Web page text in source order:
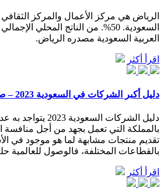
الرياض هي مركز الأعمال والمركز الثقافي
السعودية. 50%. من الناتج المحلي
العربية السعودية مصدره الرياض.
اقرأ أكثر
دليل أكبر الشركات في السعودية 2023 – صناع المال
دليل الشركات
بالمملكة التي تعمل بجهد من أجل منافسة
تقديم منتجات مشابهة لما هو موجود في
بالقطاعات المختلفة، فالوصول للعالمية
اقرأ أكثر